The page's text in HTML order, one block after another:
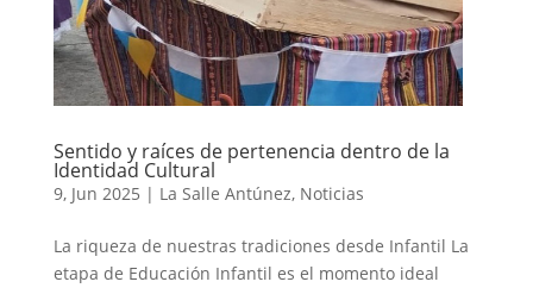
Sentido y raíces de pertenencia dentro de la
Identidad Cultural
9, Jun 2025 | La Salle Antúnez, Noticias
La riqueza de nuestras tradiciones desde Infantil La
etapa de Educación Infantil es el momento ideal